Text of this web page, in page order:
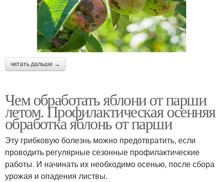
читать дальше →
Чем обработать яблони от парши
летом. Профилактическая осенняя
обработка яблонь от парши
Эту грибковую болезнь можно предотвратить, если
проводить регулярные сезонные профилактические
работы. И начинать их необходимо осенью, после сбора
урожая и опадения листвы.